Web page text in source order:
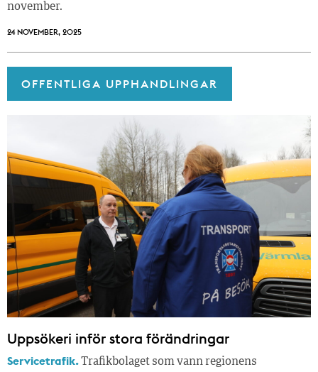
november.
24 NOVEMBER, 2025
OFFENTLIGA UPPHANDLINGAR
Uppsökeri inför stora förändringar
Servicetrafik.Trafikbolaget som vann regionens